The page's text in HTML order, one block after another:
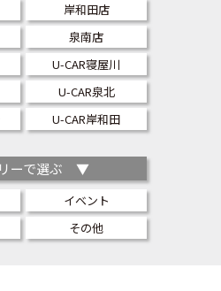
岸和田店
泉南店
U-CAR寝屋川
U-CAR泉北
U-CAR岸和田
ーで選ぶ ▼
イベント
その他